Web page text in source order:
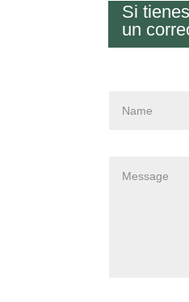
Si
un